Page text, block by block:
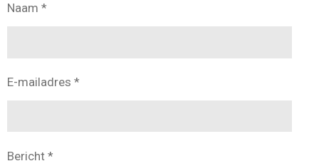
Naam *
E-mailadres *
Bericht *